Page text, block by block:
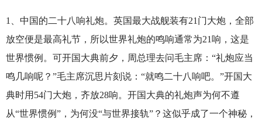
1
、中国的二十八响礼炮。英国最大战舰装有21门大炮，全部
放空便是最高礼节，所以世界礼炮的鸣响通常为21响，这是
世界惯例。可开国大典前夕，周总理去问毛主席：“礼炮应当
鸣几响呢？”毛主席沉思片刻说：“就鸣二十八响吧。”开国大
典时用54门大炮，齐放28响。开国大典的礼炮声为何不遵
从“世界惯例”，为何没“与世界接轨”？这似乎成了一个神秘，